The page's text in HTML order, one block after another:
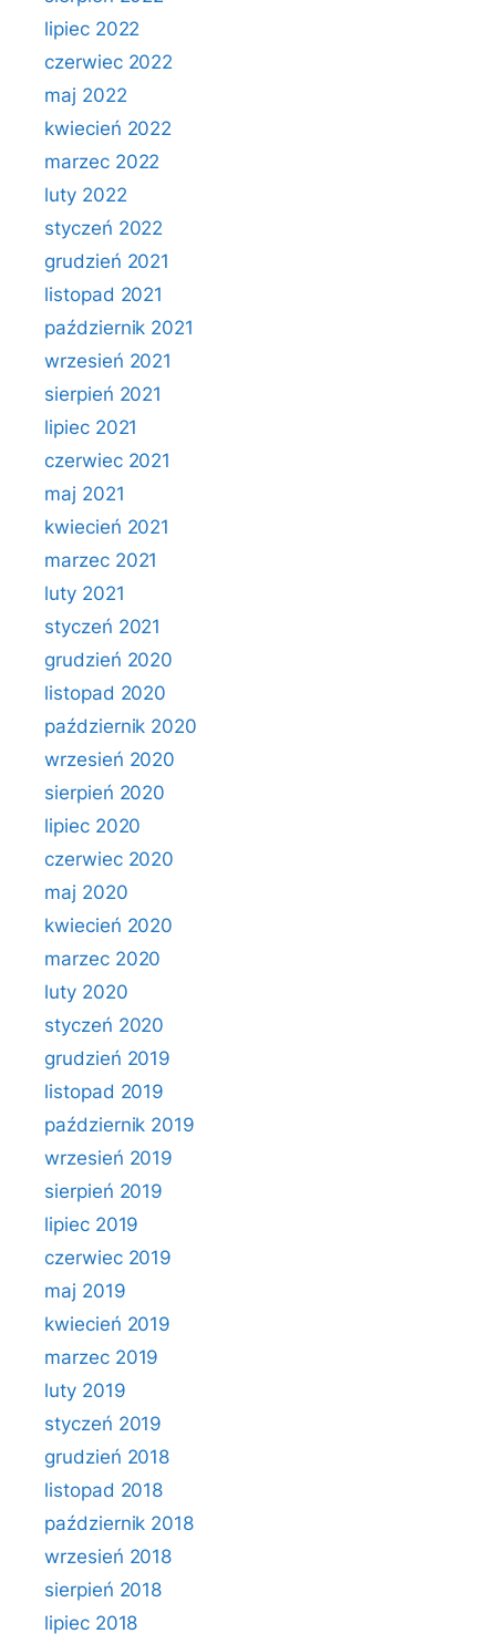
lipiec 2022
czerwiec 2022
maj 2022
kwiecień 2022
marzec 2022
luty 2022
styczeń 2022
grudzień 2021
listopad 2021
październik 2021
wrzesień 2021
sierpień 2021
lipiec 2021
czerwiec 2021
maj 2021
kwiecień 2021
marzec 2021
luty 2021
styczeń 2021
grudzień 2020
listopad 2020
październik 2020
wrzesień 2020
sierpień 2020
lipiec 2020
czerwiec 2020
maj 2020
kwiecień 2020
marzec 2020
luty 2020
styczeń 2020
grudzień 2019
listopad 2019
październik 2019
wrzesień 2019
sierpień 2019
lipiec 2019
czerwiec 2019
maj 2019
kwiecień 2019
marzec 2019
luty 2019
styczeń 2019
grudzień 2018
listopad 2018
październik 2018
wrzesień 2018
sierpień 2018
lipiec 2018